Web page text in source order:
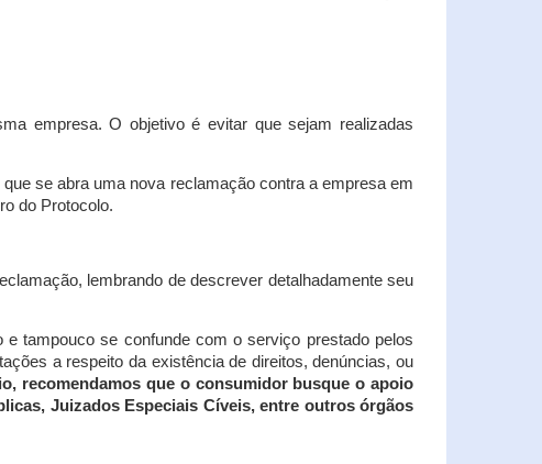
empresa. O objetivo é evitar que sejam realizadas
se abra uma nova reclamação contra a empresa em
do Protocolo.
lembrando de descrever detalhadamente seu
tampouco se confunde com o serviço prestado pelos
a respeito da existência de direitos, denúncias, ou
recomendamos que o consumidor busque o apoio
Juizados Especiais Cíveis, entre outros órgãos